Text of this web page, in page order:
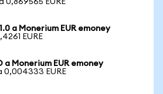
0,869565 EURE
a Monerium EUR emoney
EURE
a Monerium EUR emoney
0,004333 EURE